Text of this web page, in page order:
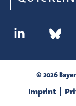
© 2026
Imprint